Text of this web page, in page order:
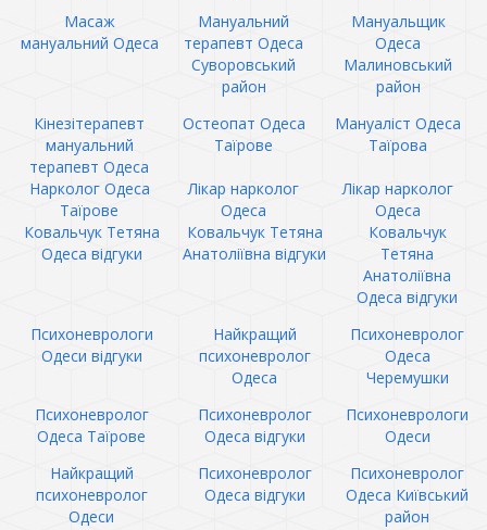
Масаж
мануальний Одеса
Мануальний
терапевт Одеса
Суворовський
район
Мануальщик
Одеса
Малиновський
район
Кінезітерапевт
мануальний
терапевт Одеса
Остеопат Одеса
Таїрове
Мануаліст Одеса
Таїрова
Нарколог Одеса
Таїрове
Лікар нарколог
Одеса
Лікар нарколог
Одеса
Ковальчук Тетяна
Одеса відгуки
Ковальчук Тетяна
Анатоліївна відгуки
Ковальчук
Тетяна
Анатоліївна
Одеса відгуки
Психоневрологи
Одеси відгуки
Найкращий
психоневролог
Одеса
Психоневролог
Одеса
Черемушки
Психоневролог
Одеса Таїрове
Психоневролог
Одеса відгуки
Психоневрологи
Одеси
Найкращий
психоневролог
Одеси
Психоневролог
Одеса відгуки
Психоневролог
Одеса Київський
район